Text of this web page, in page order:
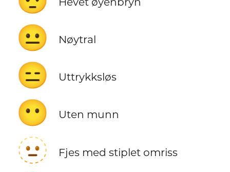
😐 Nøytral
😑 Uttrykksløs
😶 Uten munn
🫥 Fjes med stiplet omriss